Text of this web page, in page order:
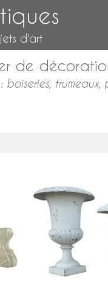
d'art
de
Paire de grands
d'ornement de
époque XIXe